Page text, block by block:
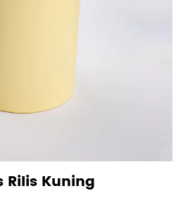
Rilis Kuning